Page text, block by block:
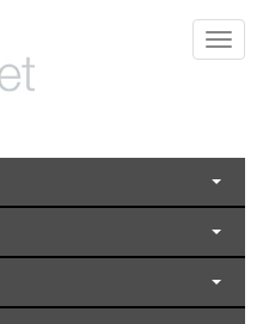
Toggle